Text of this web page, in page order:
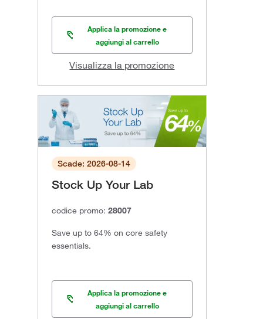
Applica la promozione e
aggiungi al carrello
Visualizza la promozione
Scade: 2026-08-14
Stock Up Your Lab
codice promo: 28007
Save up to 64% on core safety
essentials.
Applica la promozione e
aggiungi al carrello